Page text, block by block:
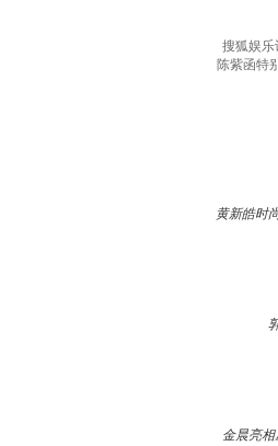
搜狐娱乐
陈紫函特
黄新皓时
金晨亮